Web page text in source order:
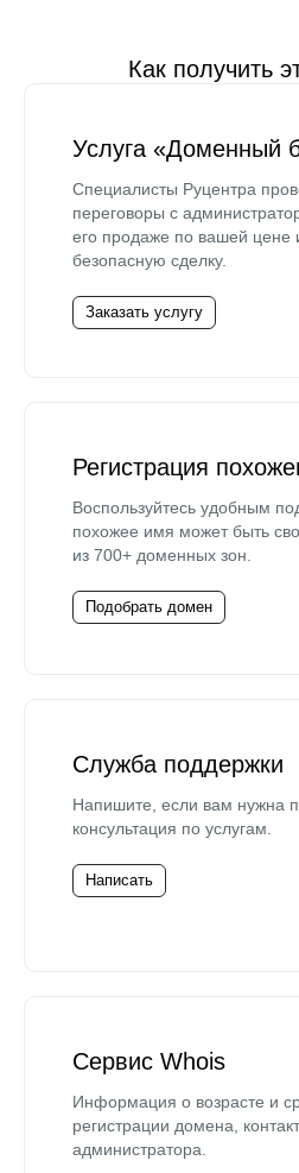
Как получить
Услуга «Доменный
Специалисты Руцентра
переговоры с
его продаже по вашей цене
безопасную сделку.
Заказать услугу
Регистрация
Воспользуйтесь удобным
похожее имя может быть
из 700+ доменных зон.
Подобрать домен
Служба поддержки
Напишите, если вам нужна
консультация по услугам.
Написать
Сервис Whois
Информация о возрасте и
регистрации домена,
администратора.